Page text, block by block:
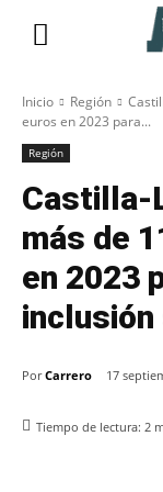
Inicio Región
euros en 2023 para...
Región
Castilla-
más de
en 2023
Por Carrero 17
Tiempo de lectura: 2